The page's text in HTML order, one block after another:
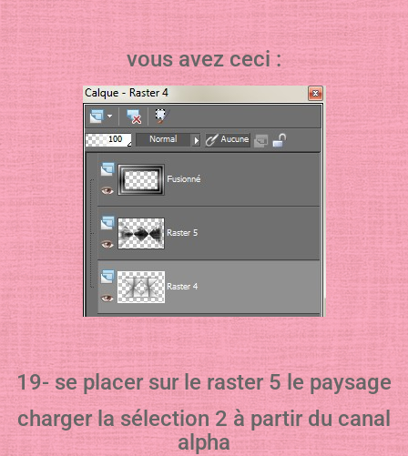
vous avez ceci :
19- se placer sur le raster 5 le paysage
charger la sélection 2 à partir du canal
alpha